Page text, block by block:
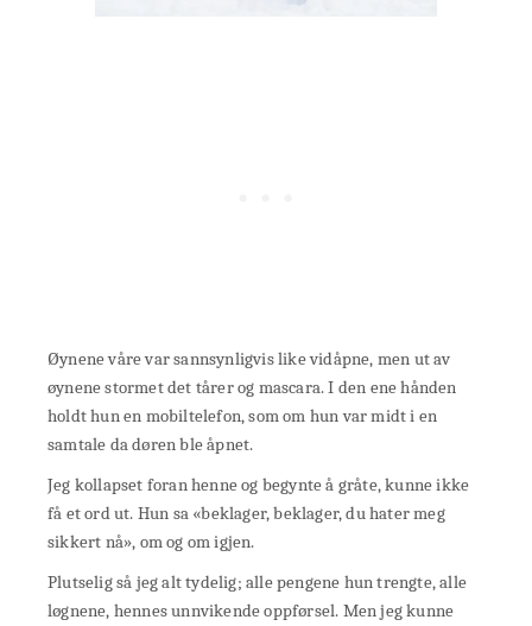
Øynene våre var sannsynligvis like vidåpne, men ut av
øynene stormet det tårer og mascara. I den ene hånden
holdt hun en mobiltelefon, som om hun var midt i en
samtale da døren ble åpnet.
Jeg kollapset foran henne og begynte å gråte, kunne ikke
få et ord ut. Hun sa «beklager, beklager, du hater meg
sikkert nå», om og om igjen.
Plutselig så jeg alt tydelig; alle pengene hun trengte, alle
løgnene, hennes unnvikende oppførsel. Men jeg kunne